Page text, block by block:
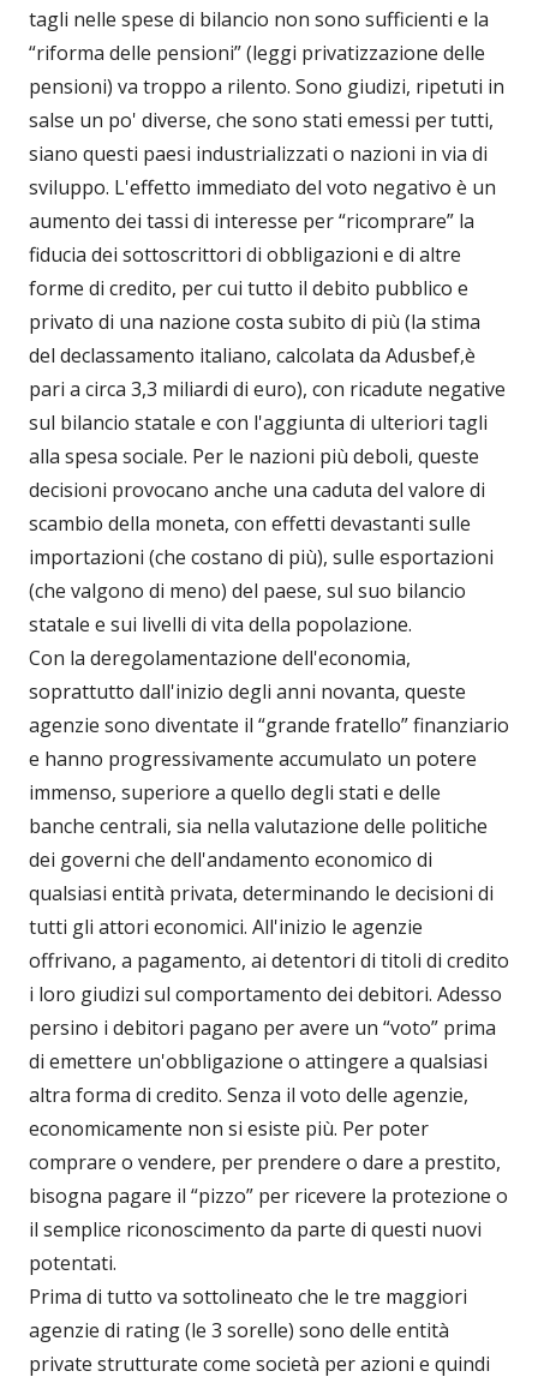
tagli nelle spese di bilancio non sono sufficienti e la
“riforma delle pensioni” (leggi privatizzazione delle
pensioni) va troppo a rilento. Sono giudizi, ripetuti in
salse un po' diverse, che sono stati emessi per tutti,
siano questi paesi industrializzati o nazioni in via di
sviluppo. L'effetto immediato del voto negativo è un
aumento dei tassi di interesse per “ricomprare” la
fiducia dei sottoscrittori di obbligazioni e di altre
forme di credito, per cui tutto il debito pubblico e
privato di una nazione costa subito di più (la stima
del declassamento italiano, calcolata da Adusbef,è
pari a circa 3,3 miliardi di euro), con ricadute negative
sul bilancio statale e con l'aggiunta di ulteriori tagli
alla spesa sociale. Per le nazioni più deboli, queste
decisioni provocano anche una caduta del valore di
scambio della moneta, con effetti devastanti sulle
importazioni (che costano di più), sulle esportazioni
(che valgono di meno) del paese, sul suo bilancio
statale e sui livelli di vita della popolazione.
Con la deregolamentazione dell'economia,
soprattutto dall'inizio degli anni novanta, queste
agenzie sono diventate il “grande fratello” finanziario
e hanno progressivamente accumulato un potere
immenso, superiore a quello degli stati e delle
banche centrali, sia nella valutazione delle politiche
dei governi che dell'andamento economico di
qualsiasi entità privata, determinando le decisioni di
tutti gli attori economici. All'inizio le agenzie
offrivano, a pagamento, ai detentori di titoli di credito
i loro giudizi sul comportamento dei debitori. Adesso
persino i debitori pagano per avere un “voto” prima
di emettere un'obbligazione o attingere a qualsiasi
altra forma di credito. Senza il voto delle agenzie,
economicamente non si esiste più. Per poter
comprare o vendere, per prendere o dare a prestito,
bisogna pagare il “pizzo” per ricevere la protezione o
il semplice riconoscimento da parte di questi nuovi
potentati.
Prima di tutto va sottolineato che le tre maggiori
agenzie di rating (le 3 sorelle) sono delle entità
private strutturate come società per azioni e quindi